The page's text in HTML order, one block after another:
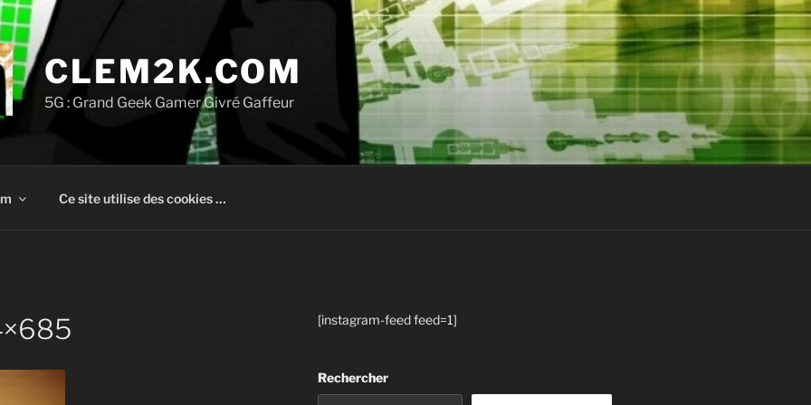
CLEM2K.COM
5G : Grand Geek Gamer Givré Gaffeur
Ce site utilise des cookies …
[instagram-feed feed=1]
Rechercher